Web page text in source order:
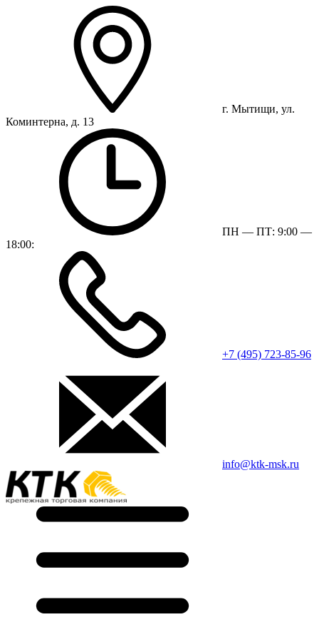
г. Мытищи, ул.
Коминтерна, д. 13
ПН — ПТ: 9:00 —
18:00:
+7 (495) 723-85-96
info@ktk-msk.ru